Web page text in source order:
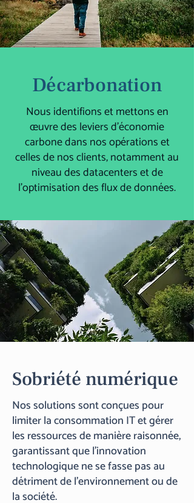
Décarbonation
Nous identifions et mettons en
œuvre des leviers d’économie
carbone dans nos opérations et
celles de nos clients, notamment au
niveau des datacenters et de
l’optimisation des flux de données.
Sobriété numérique
Nos solutions sont conçues pour
limiter la consommation IT et gérer
les ressources de manière raisonnée,
garantissant que l’innovation
technologique ne se fasse pas au
détriment de l’environnement ou de
la société.